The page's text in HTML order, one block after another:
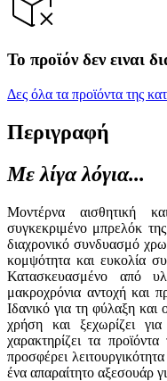
Το προϊόν δεν ειναι
Δες όλα τα προϊόντα της
Περιγραφή
Με λίγα λόγια...
Μοντέρνα αισθητική
συγκεκριμένο μπρελόκ
διαχρονικό συνδυασμό
κομψότητα και ευκολία
Κατασκευασμένο από
μακροχρόνια αντοχή και
Ιδανικό για τη φύλαξη
χρήση και ξεχωρίζει
χαρακτηρίζει τα
προσφέρει
ένα απαραίτητο αξεσουάρ